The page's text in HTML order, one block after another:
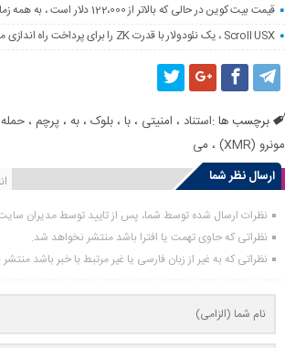
قیمت بیت کوین در حالی که بالاتر از 122،000 دلار است ، به همه زمانه نزدیک است
Scroll USX ، یک نئودولار با قدرت ZK را برای پرداخت راه اندازی می کند
برچسب ها :استناد ، امنیتی ،با ،بلوک ،به ،پرچم ،حمله
مونرو (XMR)
، می
ارسال نظر شما
نظرات ارسال شده توسط شما، پس از تایید توسط مدیران
نظراتی که حاوی تهمت یا افترا باشد منتشر نخواهد شد.
نظراتی که به غیر از زبان فارسی یا غیر مرتبط با خبر باشد